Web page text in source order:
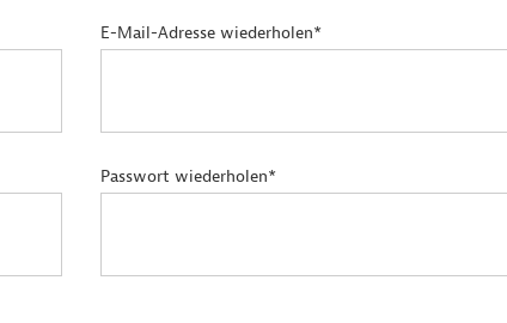
E-Mail-Adresse wiederholen*
Passwort wiederholen*